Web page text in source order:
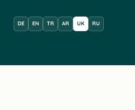
DE EN TR AR UK RU